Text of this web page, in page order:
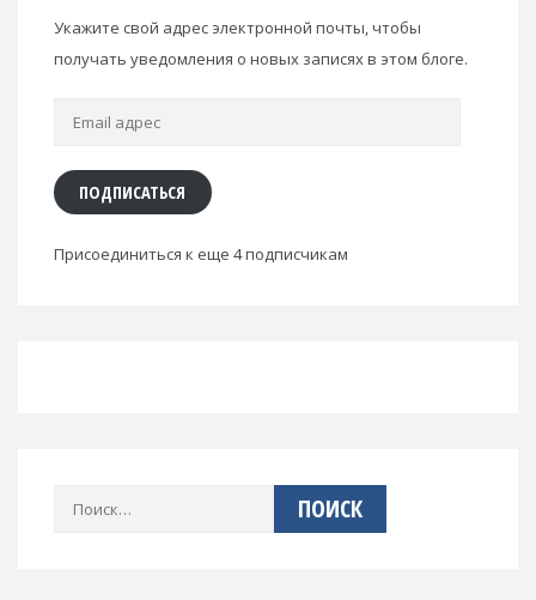
Укажите свой адрес электронной почты, чтобы
получать уведомления о новых записях в этом блоге.
Email
ПОДПИСАТЬСЯ
Присоединиться к еще 4 подписчикам
Найти: